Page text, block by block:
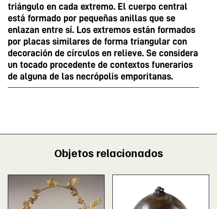
triángulo en cada extremo. El cuerpo central
está formado por pequeñas anillas que se
enlazan entre sí. Los extremos están formados
por placas similares de forma triangular con
decoración de círculos en relieve. Se considera
un tocado procedente de contextos funerarios
de alguna de las necrópolis emporitanas.
Objetos relacionados